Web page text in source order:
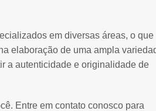
em diversas áreas, o que
elaboração de uma ampla
a autenticidade e originalidade de
Entre em contato conosco para